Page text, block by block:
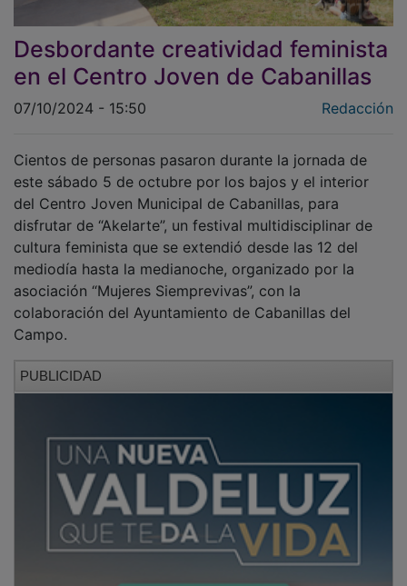
Desbordante creatividad feminista
en el Centro Joven de Cabanillas
este sábado 5 de octubre por los bajos y el interior
del Centro Joven Municipal de Cabanillas, para
disfrutar de “Akelarte”, un festival multidisciplinar de
cultura feminista que se extendió desde las 12 del
mediodía hasta la medianoche, organizado por la
asociación “Mujeres Siemprevivas”, con la
colaboración del Ayuntamiento de Cabanillas del
Campo.